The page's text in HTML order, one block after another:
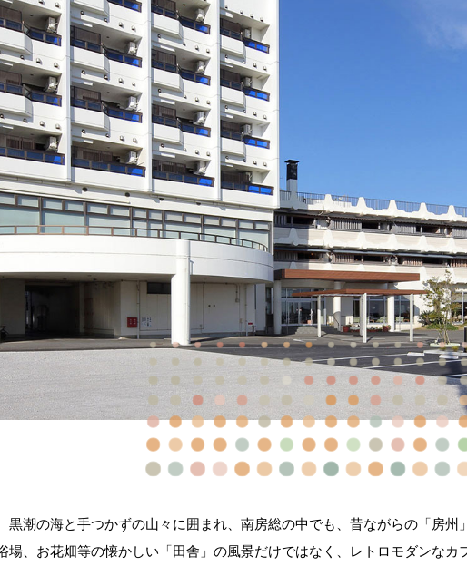
黒潮の海と手つかずの山々に囲まれ、南房総の中でも、昔ながらの「房州
場、お花畑等の懐かしい「田舎」の風景だけではなく、レトロモダンなカ